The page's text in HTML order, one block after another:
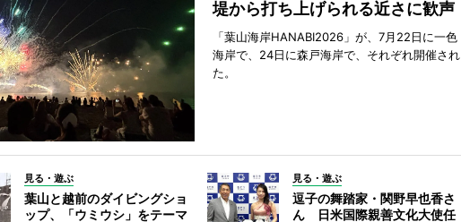
堤から打ち上げられる近さに歓声
「葉山海岸HANABI2026」が、7月22日に一色
海岸で、24日に森戸海岸で、それぞれ開催され
た。
見る・遊ぶ
葉山と越前のダイビングショ
ップ、「ウミウシ」をテーマ
見る・遊ぶ
逗子の舞踏家・関野早也香さ
ん 日米国際親善文化大使任